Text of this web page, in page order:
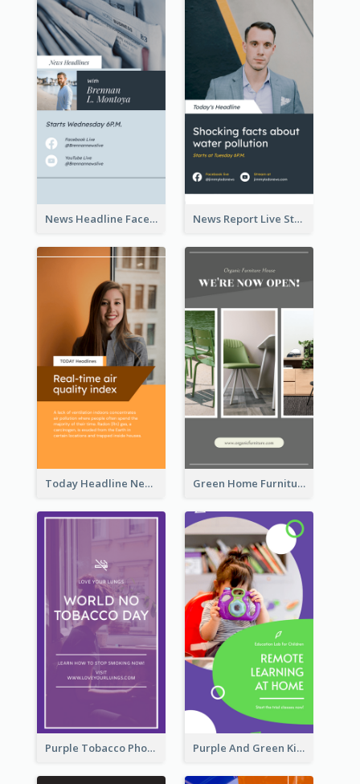
News Headline Facebook Streaming Instagram Story News Report Live Stream Instagram Story
Today Headline News Report Instagram Story Green Home Furniture Photos Shop Opening Instagram Story
Purple Tobacco Photo No Tobacco Day Instagram Story Purple And Green Kids Photo Remote Learning Instagram Story